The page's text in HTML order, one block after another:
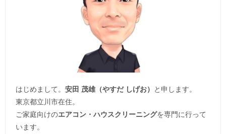
はじめまして。 安田 茂雄（やすだ しげお）
と申します。
東京都立川市在住。
ご家庭向けのエアコン・ハウスクリーニングを専門に行って
います。